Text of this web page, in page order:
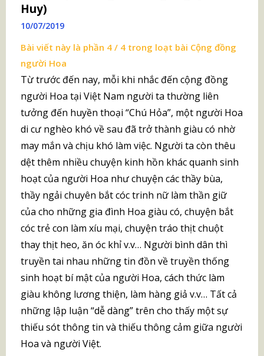
Huy)
10/07/2019
Bài viết này là phần 4 / 4 trong loạt bài Cộng đồng
người Hoa
Từ trước đến nay, mỗi khi nhắc đến cộng đồng
người Hoa tại Việt Nam người ta thường liên
tưởng đến huyền thoại “Chú Hỏa”, một người Hoa
di cư nghèo khó về sau đã trở thành giàu có nhờ
may mắn và chịu khó làm việc. Người ta còn thêu
dệt thêm nhiều chuyện kinh hồn khác quanh sinh
hoạt của người Hoa như chuyện các thầy bùa,
thầy ngải chuyên bắt cóc trinh nữ làm thần giữ
của cho những gia đình Hoa giàu có, chuyện bắt
cóc trẻ con làm xíu mại, chuyện tráo thịt chuột
thay thịt heo, ăn óc khỉ v.v… Người bình dân thì
truyền tai nhau những tin đồn về truyền thống
sinh hoạt bí mật của người Hoa, cách thức làm
giàu không lương thiện, làm hàng giả v.v… Tất cả
những lập luận “dễ dàng” trên cho thấy một sự
thiếu sót thông tin và thiếu thông cảm giữa người
Hoa và người Việt.